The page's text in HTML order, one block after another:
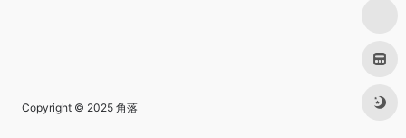
Copyright © 2025 角落